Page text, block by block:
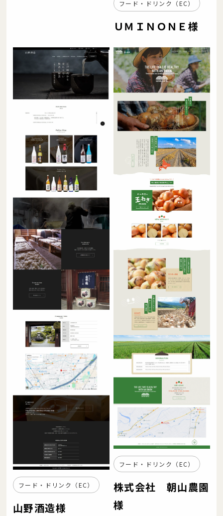
フード・ドリンク（EC）
ＵＭＩＮＯＮＥ様
フード・ドリンク（EC）
山野酒造様
フード・ドリンク（EC）
株式会社 朝山農園
様